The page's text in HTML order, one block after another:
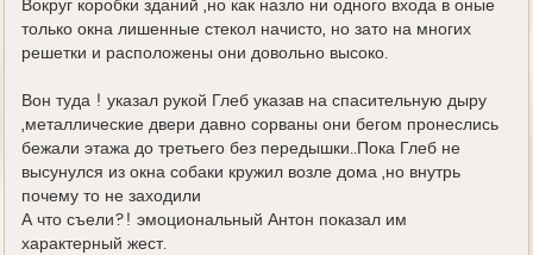
Вокруг коробки зданий ,но как назло ни одного входа в оные
только окна лишенные стекол начисто, но зато на многих
решетки и расположены они довольно высоко.
Вон туда ! указал рукой Глеб указав на спасительную дыру
,металлические двери давно сорваны они бегом пронеслись
бежали этажа до третьего без передышки..Пока Глеб не
высунулся из окна собаки кружил возле дома ,но внутрь
почему то не заходили
А что съели?! эмоциональный Антон показал им
характерный жест.